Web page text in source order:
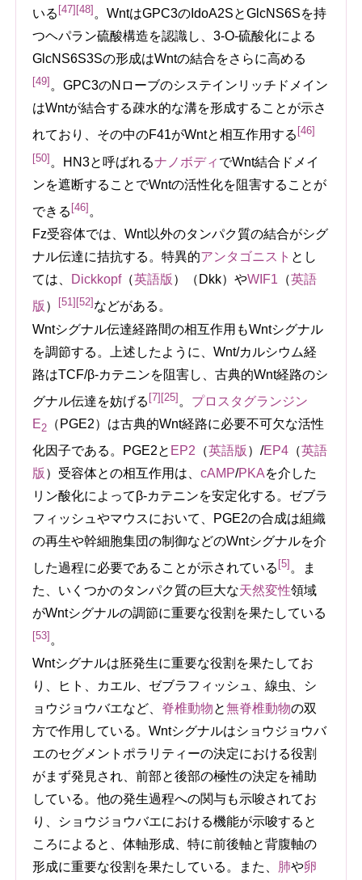
いる [47][48] 。WntはGPC3のIdoA2SとGlcNS6Sを持
つヘパラン硫酸構造を認識し、3-O-硫酸化による
GlcNS6S3Sの形成はWntの結合をさらに高める
[49] 。GPC3のNローブのシステインリッチドメイン
はWntが結合する疎水的な溝を形成することが示さ
れており、その中のF41がWntと相互作用する [46]
[50] 。HN3と呼ばれるナノボディ でWnt結合ドメイ
ンを遮断することでWntの活性化を阻害することが
できる [46] 。
Fz受容体では、Wnt以外のタンパク質の結合がシグ
ナル伝達に拮抗する。特異的アンタゴニスト とし
ては、
Dickkopf（英語版 ） （Dkk）やWIF1 （英語
版 ） [51] [52] などがある。
Wntシグナル伝達経路間の相互作用もWntシグナル
を調節する。上述したように、Wnt/カルシウム経
路はTCF/β-カテニンを阻害し、古典的Wnt経路のシ
グナル伝達を妨げる [7][25] 。 プロスタグランジン
E2 （PGE2）は古典的Wnt経路に必要不可欠な活性
化因子である。PGE2と EP2 （英語版 ）/EP4 （英語
版 ） 受容体との相互作用は、cAMP/PKAを介した
リン酸化によってβ-カテニンを安定化する。ゼブラ
フィッシュやマウスにおいて、PGE2の合成は組織
の再生や幹細胞集団の制御などのWntシグナルを介
した過程に必要であることが示されている [5] 。ま
た、いくつかのタンパク質の巨大な天然変性領域
がWntシグナルの調節に重要な役割を果たしている
[53] 。
Wntシグナルは胚発生に重要な役割を果たしてお
り、ヒト、カエル、ゼブラフィッシュ、線虫、シ
ョウジョウバエなど、 脊椎動物と無脊椎動物の双
方で作用している。Wntシグナルはショウジョウバ
エのセグメントポラリティーの決定における役割
がまず発見され、前部と後部の極性の決定を補助
している。他の発生過程への関与も示唆されてお
り、ショウジョウバエにおける機能が示唆すると
ころによると、体軸形成、特に前後軸と背腹軸の
形成に重要な役割を果たしている。また、
肺や卵